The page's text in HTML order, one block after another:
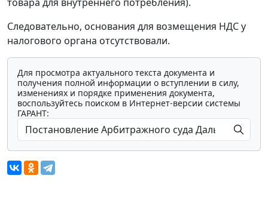
товара для внутреннего потребления).
Следовательно, основания для возмещения НДС у
налогового органа отсутствовали.
Для просмотра актуального текста документа и
получения полной информации о вступлении в силу,
изменениях и порядке применения документа,
воспользуйтесь поиском в Интернет-версии системы
ГАРАНТ: